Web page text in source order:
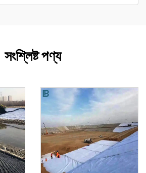
সংশ্লিষ্ট পণ্য